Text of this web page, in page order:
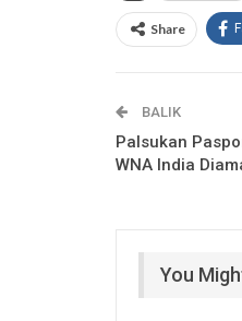
Share
BALIK
Palsukan
WNA India
You